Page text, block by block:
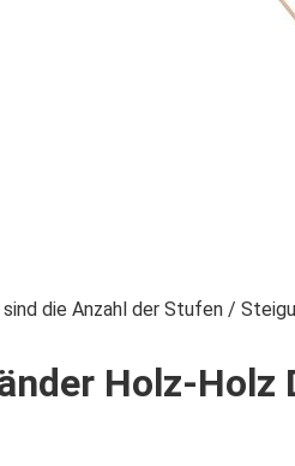
die Anzahl der Stufen /
Holz-Holz